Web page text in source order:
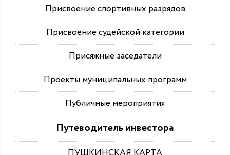
Присвоение спортивных разрядов
Присвоение судейской категории
Присяжные заседатели
Проекты муниципальных программ
Публичные мероприятия
Путеводитель инвестора